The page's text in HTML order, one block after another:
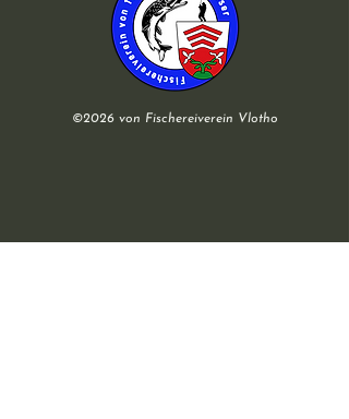
©2026 von Fischereiverein Vlotho